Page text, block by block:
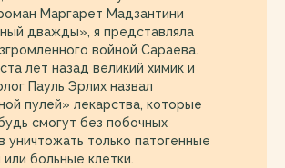
Маргарет Мадзантини
дважды», я представляла
войной Сараева.
лет назад великий химик и
Пауль Эрлих назвал
пулей» лекарства, которые
смогут без побочных
уничтожать только патогенные
или больные клетки.